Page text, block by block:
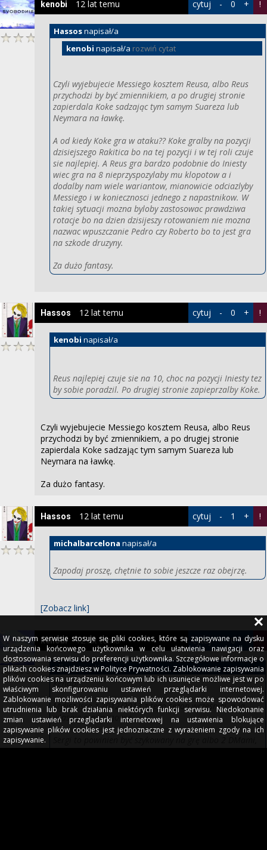
Hassosnapisał/a
kenobi napisał/a rozwiń cytat
Czyli wyjebujecie Messiego kosztem Reusa, albo Reus
przychodzi by być zmiennikiem, a po drugiej stronie
zapierdala Koke sadzając tym samym Suareza lub
Neymara na ławkę.
A od kiedy Koke gra w ataku?? Koke gralby na pozycji
dzisiejszego Rakitica bo na tej pozycji i w tej roli czuje
sie najlepiej. A Reus gra bardzo podobnie do Iniesty
wiec gra na 8 nieprzyspozylaby mu klopotow a i
dodalby nam wiele wariantow, mianowicie odciazlyby
Messiego i w koniecznosci jednego z napastnikow. W
takiej sytuacji mozna byloby zastosowac prawdziwa
rotacje bo na dzien dzisijeszy rotowaniem nie mozna
nazwac wpuszczanie Pedro czy Roberto bo to jest gra
na szkode druzyny.
Za dużo fantasy.
kenobi 12 lat temu cytuj - 0 + !
kenobi napisał/a
Reus najlepiej czuje sie na 10, choc na pozycji Iniesty tez
by sobie poradzil. Po drugiej stronie zapieprzalby Koke.
Czyli wyjebujecie Messiego kosztem Reusa, albo Reus
przychodzi by być zmiennikiem, a po drugiej stronie
zapierdala Koke sadzając tym samym Suareza lub
Neymara na ławkę.
Za dużo fantasy.
Hassos 12 lat temu cytuj - 0 + !
michalbarcelona napisał/a
Zapodaj proszę, chętnie to sobie jeszcze raz obejrzę.
[Zobacz link]
Hassos 12 lat temu cytuj - 1 + !
zijanapisał/a
Kenobi
Mylisz Isco z 2012/2013 z tego sezon wczesniej, a ja
wlasnie o nim mowie.
kenobi 12 lat temu cytuj - 0 + !
W naszym serwisie stosuje się pliki cookies, które są zapisywane na dysku
urządzenia końcowego użytkownika w celu ułatwienia nawigacji oraz
dostosowania serwisu do preferencji użytkownika. Szczegółowe informacje o
plikach cookies znajdziesz w Polityce Prywatności. Zablokowanie zapisywania
plików cookies na urządzeniu końcowym lub ich usunięcie możliwe jest w po
właściwym skonfigurowaniu ustawień przeglądarki internetowej.
Zablokowanie możliwości zapisywania plików cookies może spowodować
utrudnienia lub brak działania niektórych funkcji serwisu. Niedokonanie
zmian ustawień przeglądarki internetowej na ustawienia blokujące
zapisywanie plików cookies jest jednoznaczne z wyrażeniem zgody na ich
zapisywanie.